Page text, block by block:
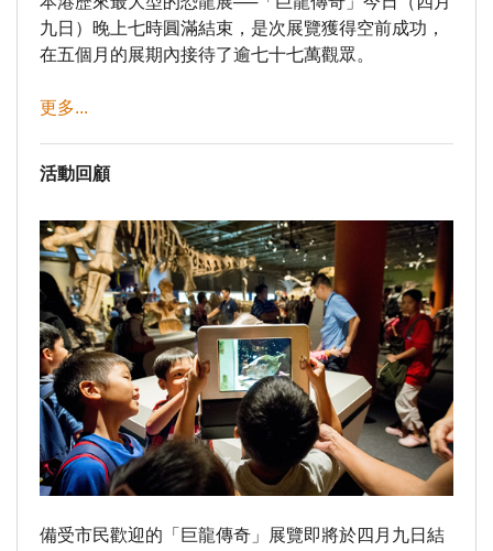
九日）晚上七時圓滿結束，是次展覽獲得空前成功，
在五個月的展期內接待了逾七十七萬觀眾。
更多...
活動回顧
備受市民歡迎的「巨龍傳奇」展覽即將於四月九日結